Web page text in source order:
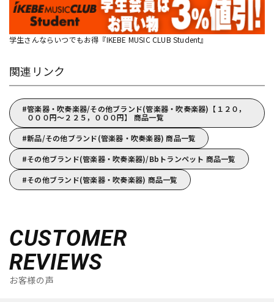
学生さんならいつでもお得『IKEBE MUSIC CLUB Student』
関連リンク
管楽器・吹奏楽器/その他ブランド(管楽器・吹奏楽器)【１２０，
０００円～２２５，０００円】 商品一覧
新品/その他ブランド(管楽器・吹奏楽器) 商品一覧
その他ブランド(管楽器・吹奏楽器)/Bbトランペット 商品一覧
その他ブランド(管楽器・吹奏楽器) 商品一覧
CUSTOMER
REVIEWS
お客様の声